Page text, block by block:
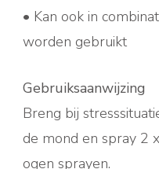
• Kan ook in
worden gebruikt
Gebruiksaanwijzing
Breng bij
de mond en spray 2
ogen sprayen.